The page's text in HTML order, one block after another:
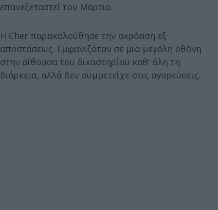
επανεξεταστεί τον Μάρτιο.
Η Cher παρακολούθησε την ακρόαση εξ
αποστάσεως. Εμφανιζόταν σε μια μεγάλη οθόνη
στην αίθουσα του δικαστηρίου καθ' όλη τη
διάρκεια, αλλά δεν συμμετείχε στις αγορεύσεις.